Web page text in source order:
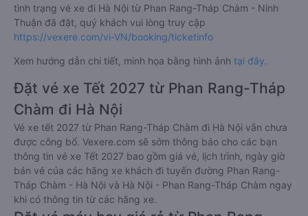
tình trạng vé xe đi Hà Nội từ Phan Rang-Tháp Chàm - Ninh
Thuận đã đặt, quý khách vui lòng truy cập
https://vexere.com/vi-VN/booking/ticketinfo
Xem hướng dẫn chi tiết, minh họa bằng hình ảnh tại đây.
Đặt vé xe Tết 2027 từ Phan Rang-Tháp
Chàm đi Hà Nội
Vé xe tết 2027 từ Phan Rang-Tháp Chàm đi Hà Nội vẫn chưa
được công bố. Vexere.com sẽ sớm thông báo cho các bạn
thông tin vé xe Tết 2027 bao gồm giá vé, lịch trình, ngày giờ
bán vé của các hãng xe khách đi tuyến đường Phan Rang-
Tháp Chàm - Hà Nội và Hà Nội - Phan Rang-Tháp Chàm ngay
khi có thông tin từ các hãng xe.